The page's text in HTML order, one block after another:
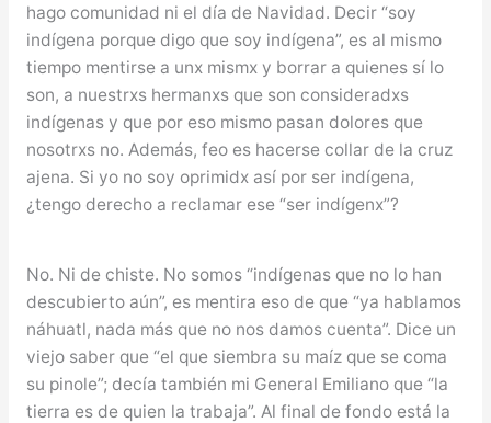
hago comunidad ni el día de Navidad. Decir “soy
indígena porque digo que soy indígena”, es al mismo
tiempo mentirse a unx mismx y borrar a quienes sí lo
son, a nuestrxs hermanxs que son consideradxs
indígenas y que por eso mismo pasan dolores que
nosotrxs no. Además, feo es hacerse collar de la cruz
ajena. Si yo no soy oprimidx así por ser indígena,
¿tengo derecho a reclamar ese “ser indígenx”?
No. Ni de chiste. No somos “indígenas que no lo han
descubierto aún”, es mentira eso de que “ya hablamos
náhuatl, nada más que no nos damos cuenta”. Dice un
viejo saber que “el que siembra su maíz que se coma
su pinole”; decía también mi General Emiliano que “la
tierra es de quien la trabaja”. Al final de fondo está la